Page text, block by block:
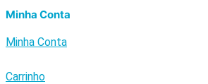
Minha Conta
Minha Conta
Carrinho